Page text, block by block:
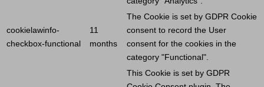
cookielawinfo-
checkbox-functional
11
months
The Cookie is set by GDPR Cookie
consent to record the User
consent for the cookies in the
category "Functional".
This Cookie is set by GDPR